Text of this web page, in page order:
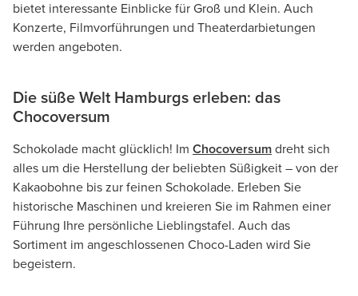
bietet interessante Einblicke für Groß und Klein. Auch
Konzerte, Filmvorführungen und Theaterdarbietungen
werden angeboten.
Die süße Welt Hamburgs erleben: das
Chocoversum
Schokolade macht glücklich! Im Chocoversum dreht sich
alles um die Herstellung der beliebten Süßigkeit – von der
Kakaobohne bis zur feinen Schokolade. Erleben Sie
historische Maschinen und kreieren Sie im Rahmen einer
Führung Ihre persönliche Lieblingstafel. Auch das
Sortiment im angeschlossenen Choco-Laden wird Sie
begeistern.